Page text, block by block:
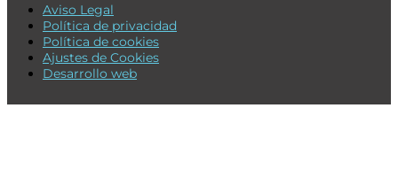
Aviso Legal
Política de privacidad
Política de cookies
Ajustes de Cookies
Desarrollo web